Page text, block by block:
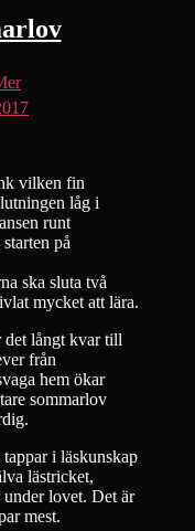
vilken fin
låg i
runt
på
ska sluta två
mycket att lära.
det långt kvar till
från
hem ökar
sommarlov
i läskunskap
lästricket,
under lovet. Det är
mest.